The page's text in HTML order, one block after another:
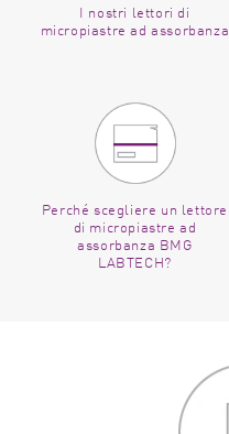
I nostri lettori di
micropiastre ad assorbanza
Perché scegliere un lettore
di micropiastre ad
assorbanza BMG
LABTECH?